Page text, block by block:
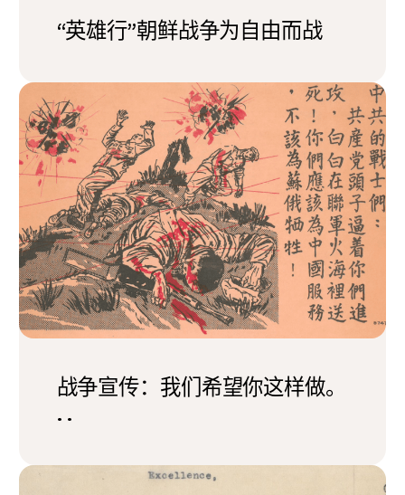
“英雄行”朝鲜战争为自由而战
战争宣传：我们希望你这样做。
. .